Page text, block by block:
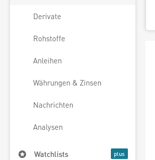
Derivate
Rohstoffe
Anleihen
Währungen & Zinsen
Nachrichten
Analysen
Watchlists